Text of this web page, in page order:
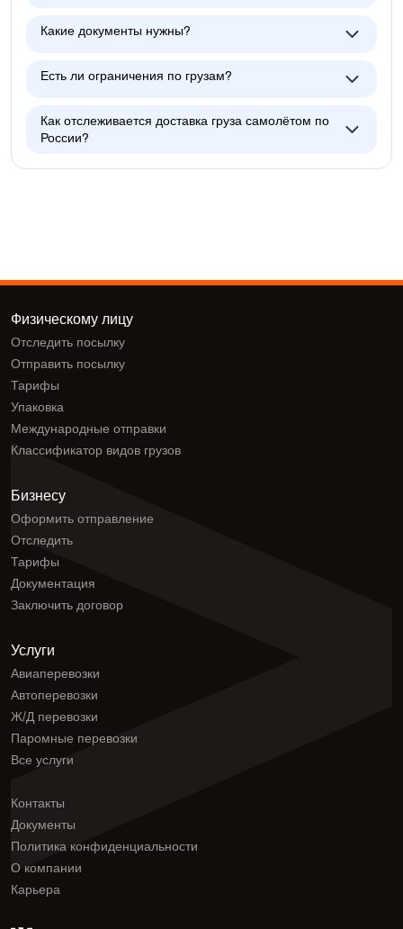
Какие документы нужны?
Есть ли ограничения по грузам?
Как отслеживается доставка груза самолётом по
России?
Физическому лицу
Отследить посылку
Отправить посылку
Тарифы
Упаковка
Международные отправки
Классификатор видов грузов
Бизнесу
Оформить отправление
Отследить
Тарифы
Документация
Заключить договор
Услуги
Авиаперевозки
Автоперевозки
Ж/Д перевозки
Паромные перевозки
Все услуги
Контакты
Документы
Политика конфиденциальности
О компании
Карьера